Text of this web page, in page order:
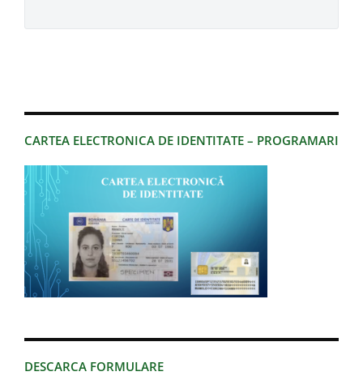
CARTEA ELECTRONICA DE IDENTITATE – PROGRAMARI
DESCARCA FORMULARE